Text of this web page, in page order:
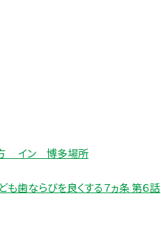
方 イン 博多場所
も歯ならびを良くする７ヵ条 第６話